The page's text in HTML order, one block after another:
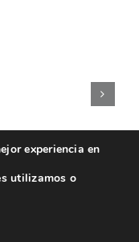
MAGICA
CIVI-
CIVIAC
LAS
SOCIALES
de cookies
y financiado por el
experiencia en
utilizamos o